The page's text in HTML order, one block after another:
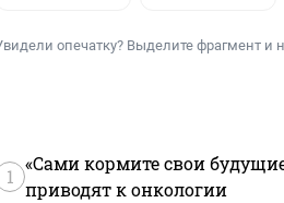
опечатку? Выделите фрагмент и
1
«Сами кормите свои
приводят к онкологии